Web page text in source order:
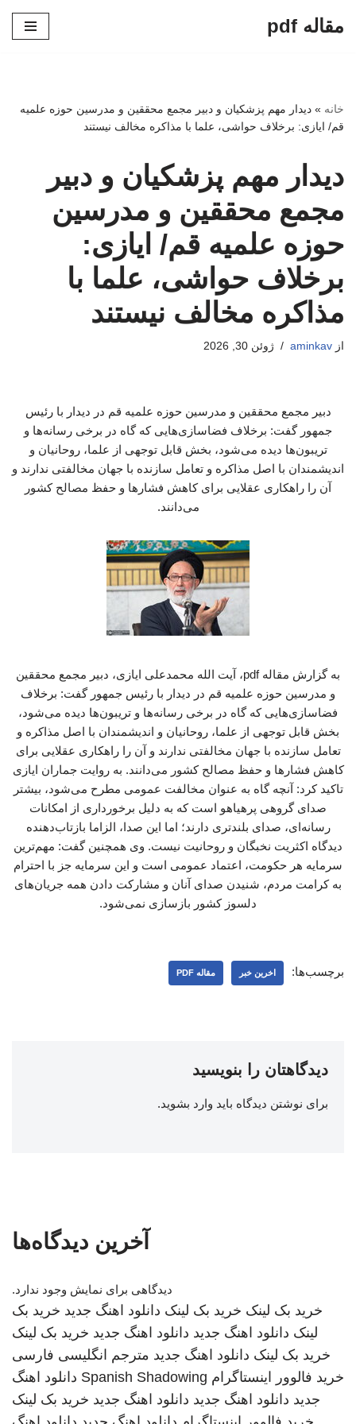
مقاله pdf
خانه » دیدار مهم پزشکیان و دبیر مجمع محققین و مدرسین حوزه علمیه
قم/ ایازی: برخلاف حواشی، علما با مذاکره مخالف نیستند
دیدار مهم پزشکیان و دبیر
مجمع محققین و مدرسین
حوزه علمیه قم/ ایازی:
برخلاف حواشی، علما با
مذاکره مخالف نیستند
از aminkav ژوئن 30, 2026
دبیر مجمع محققین و مدرسین حوزه علمیه قم در دیدار با رئیس
جمهور گفت: برخلاف فضاسازی‌هایی که گاه در برخی رسانه‌ها و
تریبون‌ها دیده می‌شود، بخش قابل توجهی از علما، روحانیان و
اندیشمندان با اصل مذاکره و تعامل سازنده با جهان مخالفتی ندارند و
آن را راهکاری عقلایی برای کاهش فشارها و حفظ مصالح کشور
می‌دانند.
به گزارش مقاله pdf، آیت الله محمدعلی ایازی، دبیر مجمع محققین
و مدرسین حوزه علمیه قم در دیدار با رئیس جمهور گفت: برخلاف
فضاسازی‌هایی که گاه در برخی رسانه‌ها و تریبون‌ها دیده می‌شود،
بخش قابل توجهی از علما، روحانیان و اندیشمندان با اصل مذاکره و
تعامل سازنده با جهان مخالفتی ندارند و آن را راهکاری عقلایی برای
کاهش فشارها و حفظ مصالح کشور می‌دانند. به روایت جماران ایازی
تاکید کرد: آنچه گاه به عنوان مخالفت عمومی مطرح می‌شود، بیشتر
صدای گروهی پرهیاهو است که به دلیل برخورداری از امکانات
رسانه‌ای، صدای بلندتری دارند؛ اما این صدا، الزاما بازتاب‌دهنده
دیدگاه اکثریت نخبگان و روحانیت نیست. وی همچنین گفت: مهم‌ترین
سرمایه هر حکومت، اعتماد عمومی است و این سرمایه جز با احترام
به کرامت مردم، شنیدن صدای آنان و مشارکت دادن همه جریان‌های
دلسوز کشور بازسازی نمی‌شود.
برچسب‌ها: اخرین خبر مقاله PDF
دیدگاهتان را بنویسید
برای نوشتن دیدگاه باید وارد بشوید.
آخرین دیدگاه‌ها
دیدگاهی برای نمایش وجود ندارد.
خرید بک لینک خرید بک لینک دانلود اهنگ جدید خرید بک
لینک دانلود اهنگ جدید دانلود اهنگ جدید خرید بک لینک
خرید بک لینک دانلود اهنگ جدید مترجم انگلیسی فارسی
خرید فالوور اینستاگرام Spanish Shadowing دانلود اهنگ
جدید دانلود اهنگ جدید دانلود اهنگ جدید خرید بک لینک